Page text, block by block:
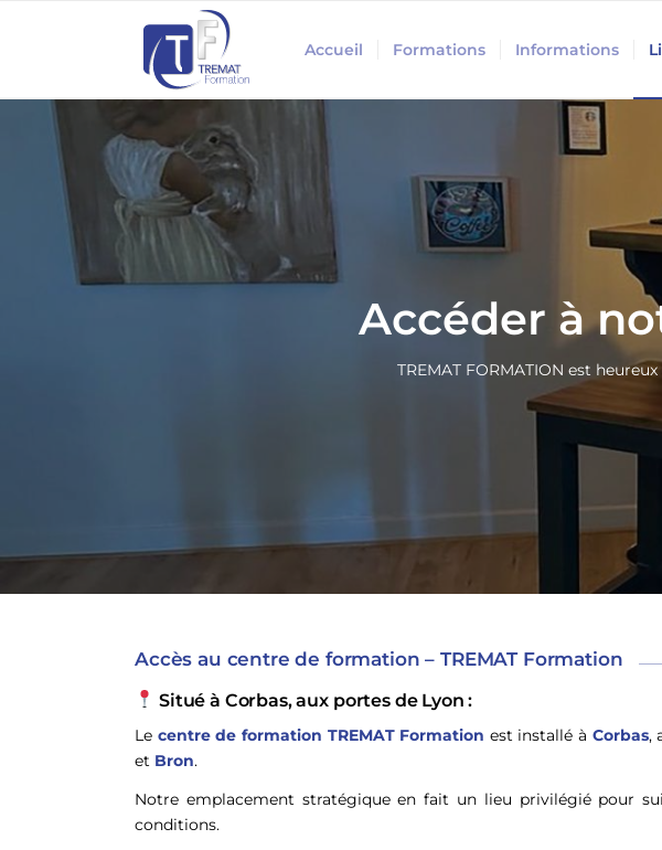
Accueil Formations Informations
Accéder à
TREMAT FORMATION est
Accès au centre de formation – TREMAT Formation
Situé à Corbas, aux portes de Lyon :
Le centre de formation TREMAT Formation est installé à Corbas,
et Bron.
Notre emplacement stratégique en fait un lieu privilégié pour
conditions.